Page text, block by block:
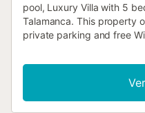
pool, Luxury Villa with 5
Talamanca. This property
private parking and free